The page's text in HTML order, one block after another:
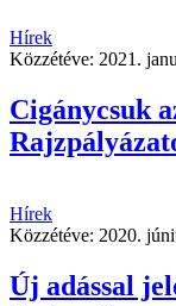
Hírek
Közzétéve: 2021.
Cigánycsuk
Hírek
Közzétéve: 2020.
Új adással